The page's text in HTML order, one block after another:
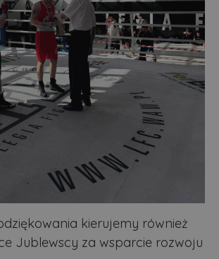
kierujemy również
Jublewscy za wsparcie rozwoju